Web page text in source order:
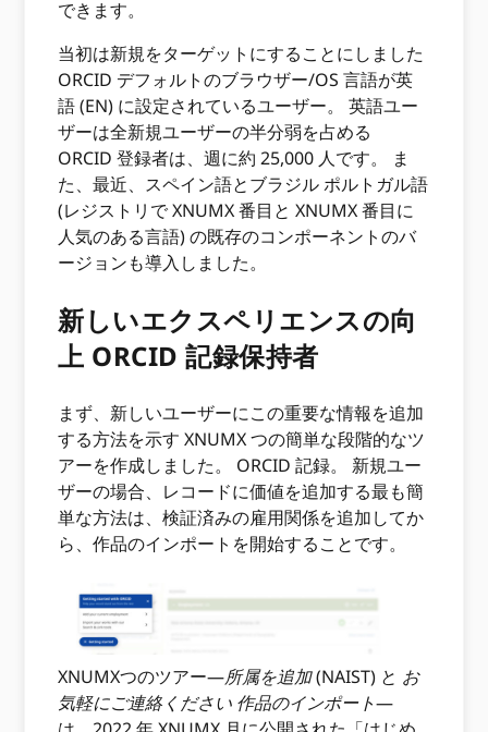
できます。
当初は新規をターゲットにすることにしました
ORCID デフォルトのブラウザー/OS 言語が英
語 (EN) に設定されているユーザー。 英語ユー
ザーは全新規ユーザーの半分弱を占める
ORCID 登録者は、週に約 25,000 人です。 ま
た、最近、スペイン語とブラジル ポルトガル語
(レジストリで XNUMX 番目と XNUMX 番目に
人気のある言語) の既存のコンポーネントのバ
ージョンも導入しました。
新しいエクスペリエンスの向
上 ORCID 記録保持者
まず、新しいユーザーにこの重要な情報を追加
する方法を示す XNUMX つの簡単な段階的なツ
アーを作成しました。 ORCID 記録。 新規ユー
ザーの場合、レコードに価値を追加する最も簡
単な方法は、検証済みの雇用関係を追加してか
ら、作品のインポートを開始することです。
XNUMXつのツアー—所属を追加(NAIST) と お
気軽にご連絡ください 作品のインポート—